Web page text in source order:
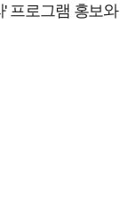
프로그램 홍보와